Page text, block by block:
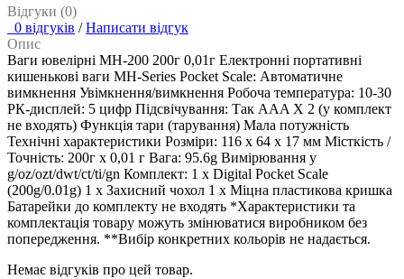
Відгуки (0)
0 відгуків / Написати відгук
Опис
Ваги ювелірні МН-200 200г 0,01г Електронні портативні
кишенькові ваги MH-Series Pocket Scale: Автоматичне
вимкнення Увімкнення/вимкнення Робоча температура: 10-30
РК-дисплей: 5 цифр Підсвічування: Так AAA X 2 (у комплект
не входять) Функція тари (тарування) Мала потужність
Технічні характеристики Розміри: 116 х 64 х 17 мм Місткість /
Точність: 200г х 0,01 г Вага: 95.6g Вимірювання у
g/oz/ozt/dwt/ct/ti/gn Комплект: 1 x Digital Pocket Scale
(200g/0.01g) 1 х Захисний чохол 1 х Міцна пластикова кришка
Батарейки до комплекту не входять *Характеристики та
комплектація товару можуть змінюватися виробником без
попередження. **Вибір конкретних кольорів не надається.
Немає відгуків про цей товар.